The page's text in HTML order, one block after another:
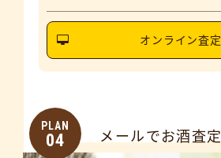
オンライン査定
PLAN
04 メールでお酒査定